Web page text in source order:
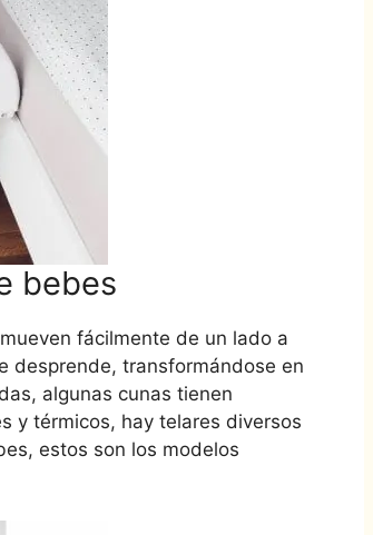
bebes
fácilmente de un lado a
desprende, transformándose en
algunas cunas tienen
y térmicos, hay telares diversos
estos son los modelos